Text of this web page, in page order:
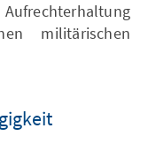
militärischen